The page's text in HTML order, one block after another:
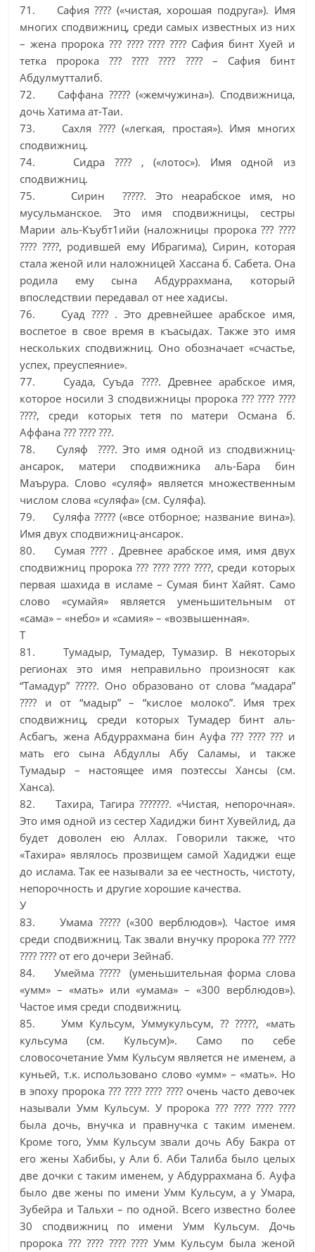
71. Сафия ???? («чистая, хорошая подруга»). Имя
многих сподвижниц, среди самых известных из них
– жена пророка ??? ???? ???? ???? Сафия бинт Хуей и
тетка пророка ??? ???? ???? ???? – Сафия бинт
Абдулмутталиб.
72. Саффана ????? («жемчужина»). Сподвижница,
дочь Хатима ат-Таи.
73. Сахля ???? («легкая, простая»). Имя многих
сподвижниц.
74. Сидра ???? , («лотос»). Имя одной из
сподвижниц.
75. Сирин ?????. Это неарабское имя, но
мусульманское. Это имя сподвижницы, сестры
Марии аль-Къубт1ийи (наложницы пророка ??? ????
???? ????, родившей ему Ибрагима), Сирин, которая
стала женой или наложницей Хассана б. Сабета. Она
родила ему сына Абдуррахмана, который
впоследствии передавал от нее хадисы.
76. Суад ???? . Это древнейшее арабское имя,
воспетое в свое время в къасыдах. Также это имя
нескольких сподвижниц. Оно обозначает «счастье,
успех, преуспеяние».
77. Суада, Суъда ????. Древнее арабское имя,
которое носили 3 сподвижницы пророка ??? ???? ????
????, среди которых тетя по матери Османа б.
Аффана ??? ???? ???.
78. Суляф ????. Это имя одной из сподвижниц-
ансарок, матери сподвижника аль-Бара бин
Маърура. Слово «суляф» является множественным
числом слова «суляфа» (см. Суляфа).
79. Суляфа ????? («все отборное; название вина»).
Имя двух сподвижниц-ансарок.
80. Сумая ???? . Древнее арабское имя, имя двух
сподвижниц пророка ??? ???? ???? ????, среди которых
первая шахида в исламе – Сумая бинт Хайят. Само
слово «сумайя» является уменьшительным от
«сама» – «небо» и «самия» – «возвышенная».
Т
81. Тумадыр, Тумадер, Тумазир. В некоторых
регионах это имя неправильно произносят как
“Тамадур” ?????. Оно образовано от слова “мадара”
???? и от “мадыр” – “кислое молоко”. Имя трех
сподвижниц, среди которых Тумадер бинт аль-
Асбагъ, жена Абдуррахмана бин Ауфа ??? ???? ??? и
мать его сына Абдуллы Абу Саламы, и также
Тумадыр – настоящее имя поэтессы Хансы (см.
Ханса).
82. Тахира, Тагира ???????. «Чистая, непорочная».
Это имя одной из сестер Хадиджи бинт Хувейлид, да
будет доволен ею Аллах. Говорили также, что
«Тахира» являлось прозвищем самой Хадиджи еще
до ислама. Так ее называли за ее честность, чистоту,
непорочность и другие хорошие качества.
У
83. Умама ????? («300 верблюдов»). Частое имя
среди сподвижниц. Так звали внучку пророка ??? ????
???? ???? от его дочери Зейнаб.
84. Умейма ????? (уменьшительная форма слова
«умм» – «мать» или «умама» – «300 верблюдов»).
Частое имя среди сподвижниц.
85. Умм Кульсум, Уммукульсум, ?? ?????, «мать
кульсума (см. Кульсум)». Само по себе
словосочетание Умм Кульсум является не именем, а
куньей, т.к. использовано слово «умм» – «мать». Но
в эпоху пророка ??? ???? ???? ???? очень часто девочек
называли Умм Кульсум. У пророка ??? ???? ???? ????
была дочь, внучка и правнучка с таким именем.
Кроме того, Умм Кульсум звали дочь Абу Бакра от
его жены Хабибы, у Али б. Аби Талиба было целых
две дочки с таким именем, у Абдуррахмана б. Ауфа
было две жены по имени Умм Кульсум, а у Умара,
Зубейра и Тальхи – по одной. Всего известно более
30 сподвижниц по имени Умм Кульсум. Дочь
пророка ??? ???? ???? ???? Умм Кульсум была женой